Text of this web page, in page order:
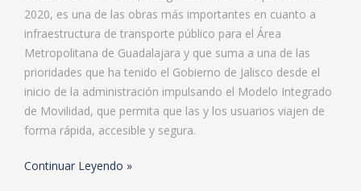
2020, es una de las obras más importantes en cuanto a
infraestructura de transporte público para el Área
Metropolitana de Guadalajara y que suma a una de las
prioridades que ha tenido el Gobierno de Jalisco desde el
inicio de la administración impulsando el Modelo Integrado
de Movilidad, que permita que las y los usuarios viajen de
forma rápida, accesible y segura.
Continuar Leyendo